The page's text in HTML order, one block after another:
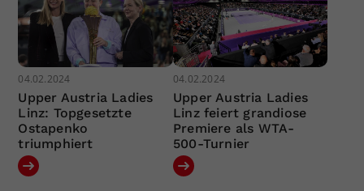
04.02.2024
Upper Austria Ladies
Linz: Topgesetzte
Ostapenko
triumphiert
04.02.2024
Upper Austria Ladies
Linz feiert grandiose
Premiere als WTA-
500-Turnier